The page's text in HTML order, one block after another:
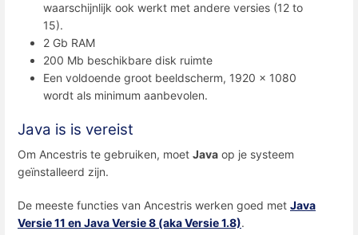
waarschijnlijk ook werkt met andere versies (12 to
15).
2 Gb RAM
200 Mb beschikbare disk ruimte
Een voldoende groot beeldscherm, 1920 x 1080
wordt als minimum aanbevolen.
Java is is vereist
Om Ancestris te gebruiken, moet Java op je systeem
geïnstalleerd zijn.
De meeste functies van Ancestris werken goed met Java
Versie 11 en Java Versie 8 (aka Versie 1.8).